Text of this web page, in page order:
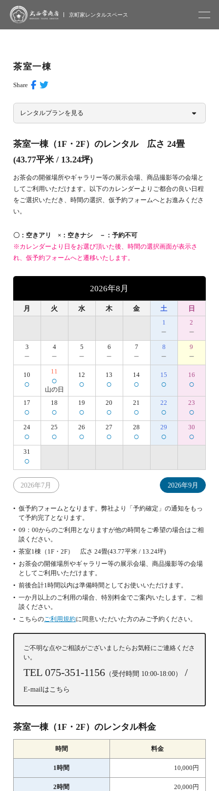
大西常商店
京町家レンタルスペース
茶室一棟
Share
レンタルプランを見る
茶室一棟（1F・2F）のレンタル 広さ 24畳
(43.77平米 / 13.24坪)
お茶会の開催場所やギャラリー等の展示会場、商品撮影等の会場と
してご利用いただけます。以下のカレンダーよりご都合の良い日程
をご選択いただき、時間の選択、仮予約フォームへとお進みくださ
い。
〇：空きアリ ×：空きナシ －：予約不可
※カレンダーより日をお選び頂いた後、時間の選択画面が表示さ
れ、仮予約フォームへと遷移いたします。
2026年8月
月 火 水 木 金 土 日
1
－
2
－
3
－
4
－
5
－
6
－
7
－
8
－
9
－
10
○
11
○
山の日
12
○
13
○
14
○
15
○
16
○
17
○
18
○
19
○
20
○
21
○
22
○
23
○
24
○
25
○
26
○
27
○
28
○
29
○
30
○
31
○
2026年7月 2026年9月
仮予約フォームとなります。弊社より「予約確定」の通知をもっ
て予約完了となります。
09：00からのご利用となりますが他の時間をご希望の場合はご相
談ください。
茶室1棟（1F・2F） 広さ 24畳(43.77平米 / 13.24坪)
お茶会の開催場所やギャラリー等の展示会場、商品撮影等の会場
としてご利用いただけます。
前後合計1時間以内は準備時間としてお使いいただけます。
一か月以上のご利用の場合、特別料金でご案内いたします。ご相
談ください。
こちらのご利用規約に同意いただいた方のみご予約ください。
ご不明な点やご相談がございましたらお気軽にご連絡くださ
い。
TEL 075-351-1156 （受付時間 10:00-18:00） /
E-mailはこちら
茶室一棟（1F・2F）のレンタル料金
時間 料金
1時間 10,000円
2時間 20,000円